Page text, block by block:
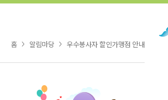
홈 알림마당 우수봉사자 할인가맹점 안내